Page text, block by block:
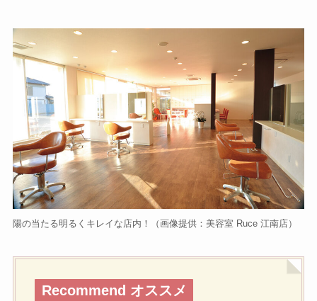
陽の当たる明るくキレイな店内！（画像提供：美容室 Ruce 江南店）
Recommend オススメ